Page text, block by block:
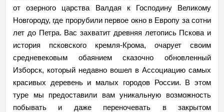
от озерного царства Валдая к Господину Великому
Новгороду, где прорубили первое окно в Европу за сотни
лет до Петра. Вас захватит древняя летопись Пскова и
история псковского кремля-Крома, очарует своим
средневековым обаянием сказочно обновленный
Изборск, который недавно вошел в Ассоциацию самых
красивых деревень и малых городов России. В этом
туре мы предоставили вам уникальную возможность
побывать и даже переночевать в закрытом